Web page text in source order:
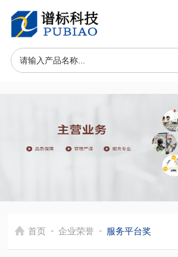
首页 - 企业荣誉 - 服务平台奖